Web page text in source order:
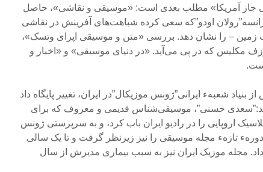
جاز آمریکا» مطلب بعدی است: «موسیقی و نقاشی»، حاصل‌
اودو”که سعی کرده شباهت‌های‌ آفرینش در نقاشی
زمین – را نشان دهد. بررسی‌ «متن و موسیقی اپرای وتسک»،
مکلیس که‌ در پی می‌آید. «در دنیای موسیقی» و «اخبار و
در سال ۱۳۵۲، پس از بنیاد شعبهء ایرانی‌”ژونس موزیکال‌”در ایران، تغییر پایگاه داد
حسنی‌”، موسیقی‌شناس قدیمی و معروف که برای
اروپایی را در رادیو ایران باب کرد، و به سرپرستی ژونس
دورهء تازهء مجله موسیقی را نیز زیرنظر گرفت و تا یک‌ سالی
داد. مجله موزیک ایران نیز به سبب‌ بیماری مدیرش از سال